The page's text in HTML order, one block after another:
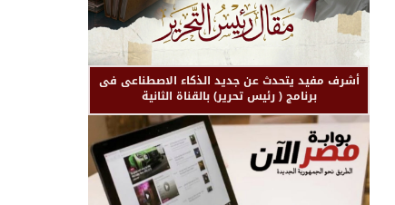
أشرف مفيد يتحدث عن جديد الذكاء الاصطناعى فى
برنامج ( رئيس تحرير) بالقناة الثانية